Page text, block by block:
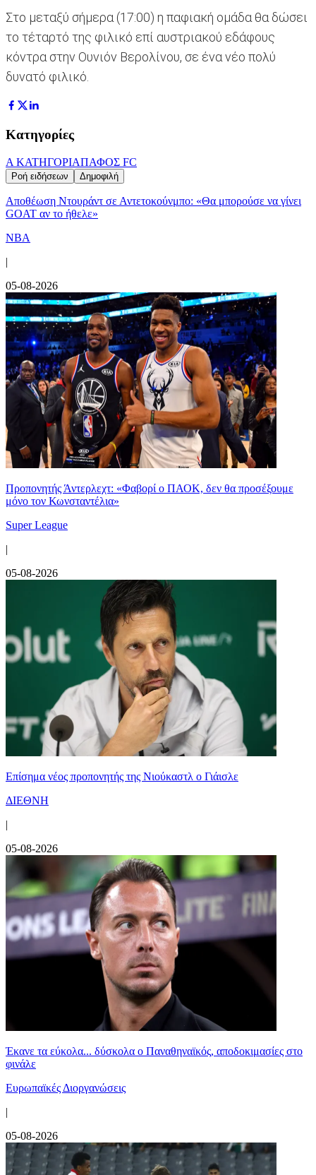
Στο μεταξύ σήμερα (17:00) η παφιακή ομάδα θα δώσει
το τέταρτό της φιλικό επί αυστριακού εδάφους
κόντρα στην Ουνιόν Βερολίνου, σε ένα νέο πολύ
δυνατό φιλικό.
Κατηγορίες
Α ΚΑΤΗΓΟΡΙΑΠΑΦΟΣ FC
Ροή ειδήσεων Δημοφιλή
Αποθέωση Ντουράντ σε Αντετοκούνμπο: «Θα μπορούσε να γίνει
GOAT αν το ήθελε»
NBA
|
05-08-2026
Προπονητής Άντερλεχτ: «Φαβορί ο ΠΑΟΚ, δεν θα προσέξουμε
μόνο τον Κωνσταντέλια»
Super League
|
05-08-2026
Επίσημα νέος προπονητής της Νιούκαστλ ο Γιάισλε
ΔΙΕΘΝΗ
|
05-08-2026
Έκανε τα εύκολα... δύσκολα ο Παναθηναϊκός, αποδοκιμασίες στο
φινάλε
Ευρωπαϊκές Διοργανώσεις
|
05-08-2026